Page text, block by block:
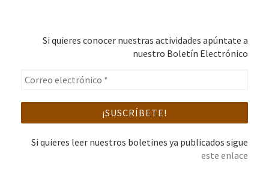
Si quieres conocer nuestras actividades apúntate a
nuestro Boletín Electrónico
Si quieres leer nuestros boletines ya publicados sigue
este enlace